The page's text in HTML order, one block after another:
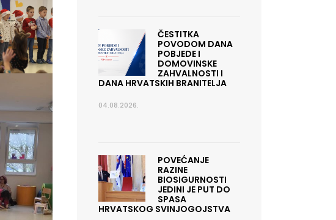
ČESTITKA
POVODOM DANA
POBJEDE I
DOMOVINSKE
ZAHVALNOSTI I
DANA HRVATSKIH BRANITELJA
04.08.2026.
POVEĆANJE
RAZINE
BIOSIGURNOSTI
JEDINI JE PUT DO
SPASA
HRVATSKOG SVINJOGOJSTVA